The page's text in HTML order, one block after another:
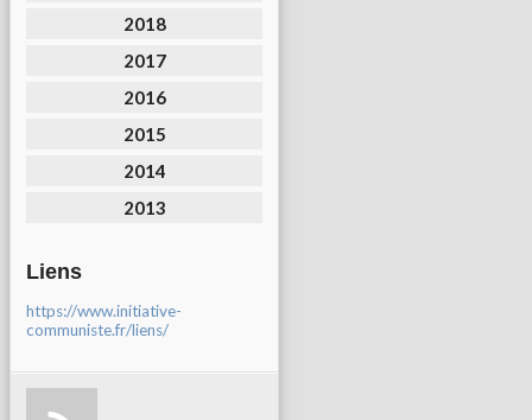
2018
2017
2016
2015
2014
2013
Liens
https://www.initiative-
communiste.fr/liens/